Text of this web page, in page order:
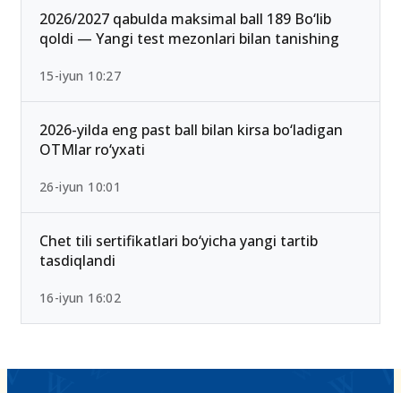
2026/2027 qabulda maksimal ball 189 Bo‘lib
qoldi — Yangi test mezonlari bilan tanishing
15-iyun 10:27
2026-yilda eng past ball bilan kirsa bo‘ladigan
OTMlar ro‘yxati
26-iyun 10:01
Chet tili sertifikatlari bo‘yicha yangi tartib
tasdiqlandi
16-iyun 16:02